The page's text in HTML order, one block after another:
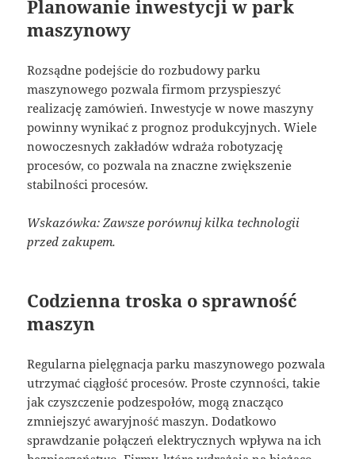
Planowanie inwestycji w park
maszynowy
Rozsądne podejście do rozbudowy parku
maszynowego pozwala firmom przyspieszyć
realizację zamówień. Inwestycje w nowe maszyny
powinny wynikać z prognoz produkcyjnych. Wiele
nowoczesnych zakładów wdraża robotyzację
procesów, co pozwala na znaczne zwiększenie
stabilności procesów.
Wskazówka: Zawsze porównuj kilka technologii
przed zakupem.
Codzienna troska o sprawność
maszyn
Regularna pielęgnacja parku maszynowego pozwala
utrzymać ciągłość procesów. Proste czynności, takie
jak czyszczenie podzespołów, mogą znacząco
zmniejszyć awaryjność maszyn. Dodatkowo
sprawdzanie połączeń elektrycznych wpływa na ich